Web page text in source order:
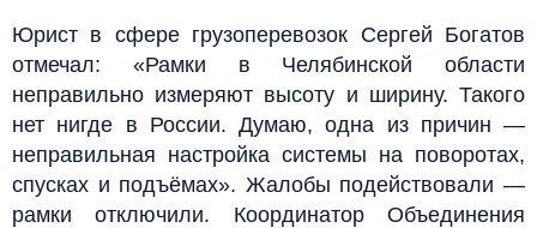
Юрист в сфере грузоперевозок Сергей Богатов
отмечал: «Рамки в Челябинской области
неправильно измеряют высоту и ширину. Такого
нет нигде в России. Думаю, одна из причин —
неправильная настройка системы на поворотах,
спусках и подъёмах». Жалобы подействовали —
рамки отключили. Координатор Объединения